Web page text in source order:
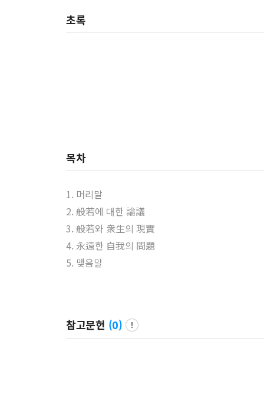
초록
목차
1. 머리말
2. 般若에 대한 論議
3. 般若와 衆生의 現實
4. 永遠한 自我의 問題
5. 맺음말
참고문헌 (0)